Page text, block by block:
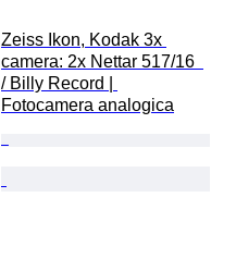
Zeiss Ikon, Kodak 3x
camera: 2x Nettar 517/16
/ Billy Record |
Fotocamera analogica